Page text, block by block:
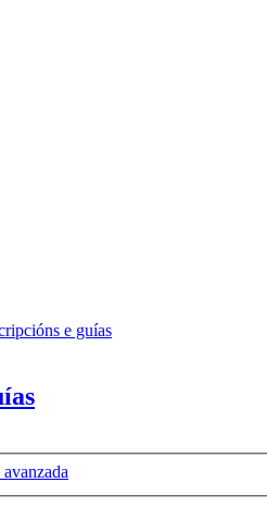
e guías